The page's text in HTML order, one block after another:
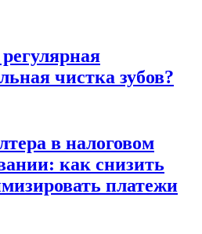
чистка зубов?
в налоговом
как снизить
платежи